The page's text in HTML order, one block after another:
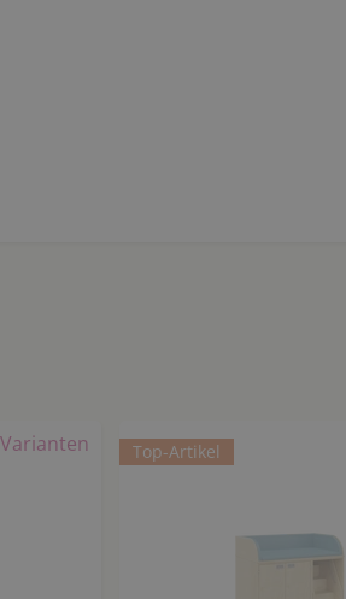
Varianten Top-Artikel